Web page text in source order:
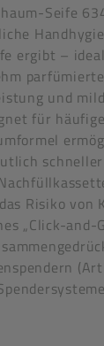
Seife
ergibt –
und
für
Risiko von
„Click-